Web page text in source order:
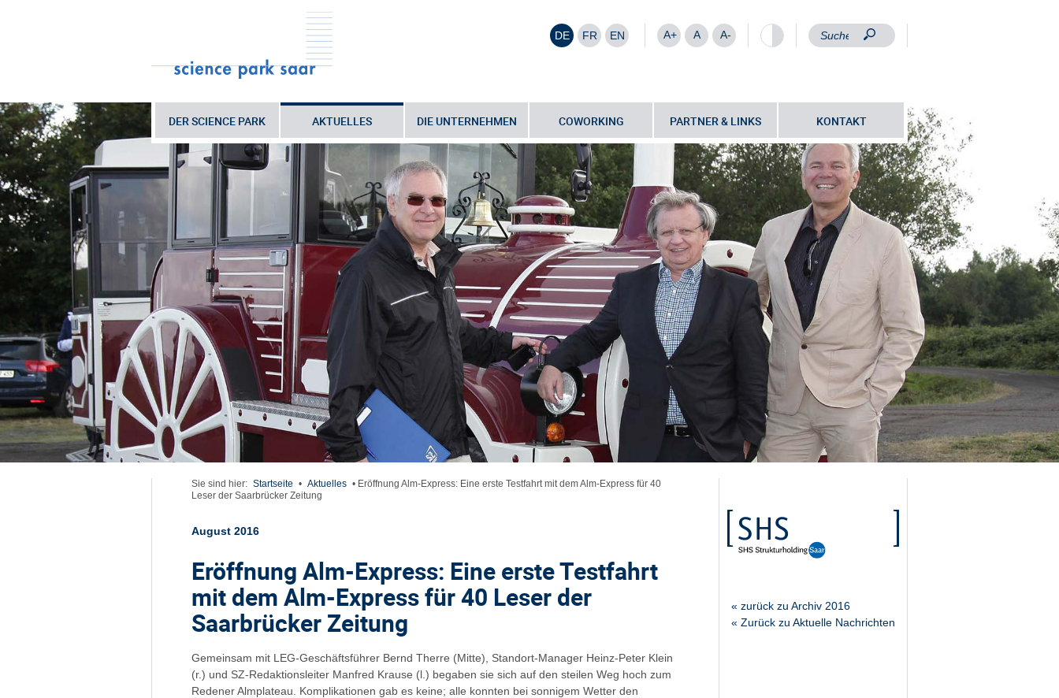
DE FR EN A+ A A-
DER SCIENCE PARK AKTUELLES DIE UNTERNEHMEN COWORKING PARTNER & LINKS KONTAKT
Sie sind hier: Startseite • Aktuelles • Eröffnung Alm-Express: Eine erste Testfahrt mit dem Alm-Express für 40
Leser der Saarbrücker Zeitung
August 2016
Eröffnung Alm-Express: Eine erste Testfahrt
mit dem Alm-Express für 40 Leser der
Saarbrücker Zeitung
Gemeinsam mit LEG-Geschäftsführer Bernd Therre (Mitte), Standort-Manager Heinz-Peter Klein
(r.) und SZ-Redaktionsleiter Manfred Krause (l.) begaben sie sich auf den steilen Weg hoch zum
Redener Almplateau. Komplikationen gab es keine; alle konnten bei sonnigem Wetter den
« zurück zu Archiv 2016
« Zurück zu Aktuelle Nachrichten